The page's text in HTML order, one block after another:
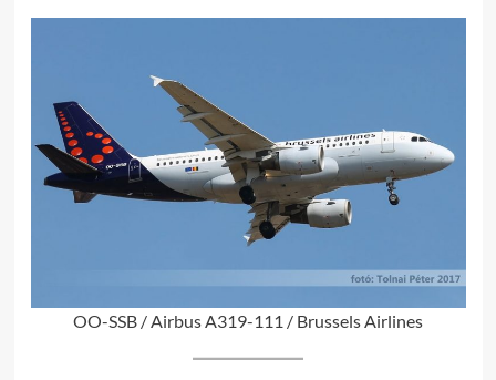
OO-SSB / Airbus A319-111 / Brussels Airlines